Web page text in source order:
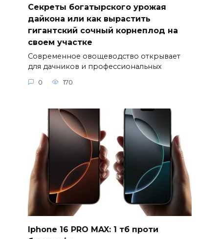
Секреты богатырского урожая
дайкона или как вырастить
гигантский сочный корнеплод на
своем участке
Современное овощеводство открывает
для дачников и профессиональных
0 170
Iphone 16 PRO MAX: 1 тб проти